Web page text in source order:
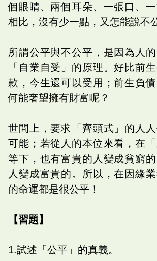
個眼睛、兩個耳朵、一張口、
相比，沒有少一點，又怎能說不
所謂公平與不公平，是因為人
「自業自受」的原理。好比前
款，今生還可以受用；前生負
何能奢望擁有財富呢？
世間上，要求「齊頭式」的人
可能；若從人的本位來看，在
等下，也有富貴的人變成貧窮
人變成富貴的。所以，在因緣
的命運都是很公平！
【習題】
1.試述「公平」的真義。